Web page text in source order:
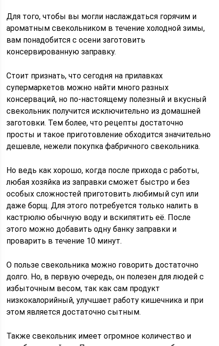
Для того, чтобы вы могли наслаждаться горячим и
ароматным свекольником в течение холодной зимы,
вам понадобится с осени заготовить
консервированную заправку.
Стоит признать, что сегодня на прилавках
супермаркетов можно найти много разных
консерваций, но по-настоящему полезный и вкусный
свекольник получится исключительно из домашней
заготовки. Тем более, что рецепты достаточно
просты и такое приготовление обходится значительно
дешевле, нежели покупка фабричного свекольника.
Но ведь как хорошо, когда после прихода с работы,
любая хозяйка из заправки сможет быстро и без
особых сложностей приготовить любимый суп или
даже борщ. Для этого потребуется только налить в
кастрюлю обычную воду и вскипятить её. После
этого можно добавить одну банку заправки и
проварить в течение 10 минут.
О пользе свекольника можно говорить достаточно
долго. Но, в первую очередь, он полезен для людей с
избыточным весом, так как сам продукт
низкокалорийный, улучшает работу кишечника и при
этом является достаточно сытным.
Также свекольник имеет огромное количество и